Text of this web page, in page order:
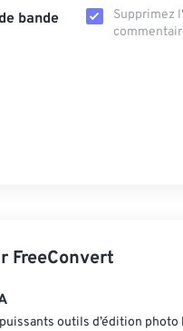
bande
Supprimez
FreeConvert
outils d’édition photo